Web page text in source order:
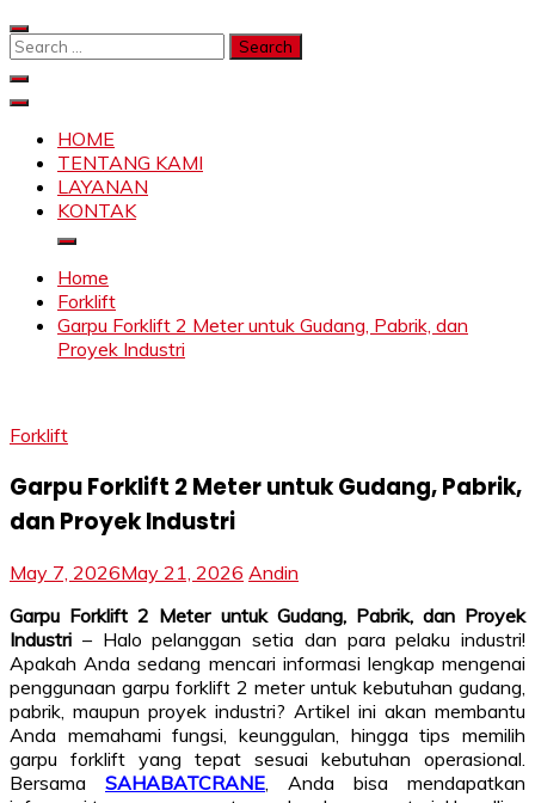
Skip
to
Search
SKYLIFTHOME
TENTANG KAMI
LAYANAN
KONTAK
Home
Forklift
Garpu Forklift 2 Meter untuk Gudang, Pabrik, dan
Proyek Industri
Forklift
Garpu Forklift 2 Meter untuk Gudang, Pabrik,
dan Proyek Industri
May 7, 2026May 21, 2026 Andin
Garpu Forklift 2 Meter untuk Gudang, Pabrik, dan Proyek
Industri – Halo pelanggan setia dan para pelaku industri!
Apakah Anda sedang mencari informasi lengkap mengenai
penggunaan garpu forklift 2 meter untuk kebutuhan gudang,
pabrik, maupun proyek industri? Artikel ini akan membantu
Anda memahami fungsi, keunggulan, hingga tips memilih
garpu forklift yang tepat sesuai kebutuhan operasional.
Bersama SAHABATCRANE, Anda bisa mendapatkan